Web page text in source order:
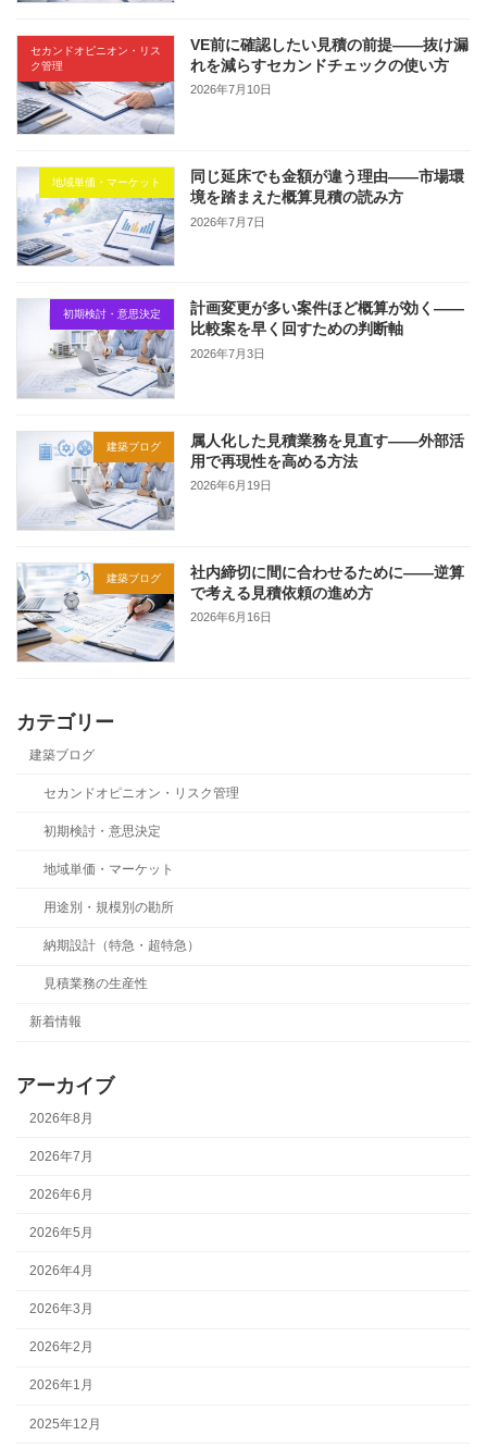
セカンドオピニオン・リス
ク管理
VE前に確認したい見積の前提——抜け漏
れを減らすセカンドチェックの使い方
2026年7月10日
地域単価・マーケット
同じ延床でも金額が違う理由——市場環
境を踏まえた概算見積の読み方
2026年7月7日
初期検討・意思決定
計画変更が多い案件ほど概算が効く——
比較案を早く回すための判断軸
2026年7月3日
建築ブログ
属人化した見積業務を見直す——外部活
用で再現性を高める方法
2026年6月19日
建築ブログ
社内締切に間に合わせるために——逆算
で考える見積依頼の進め方
2026年6月16日
カテゴリー
建築ブログ
セカンドオピニオン・リスク管理
初期検討・意思決定
地域単価・マーケット
用途別・規模別の勘所
納期設計（特急・超特急）
見積業務の生産性
新着情報
アーカイブ
2026年8月
2026年7月
2026年6月
2026年5月
2026年4月
2026年3月
2026年2月
2026年1月
2025年12月